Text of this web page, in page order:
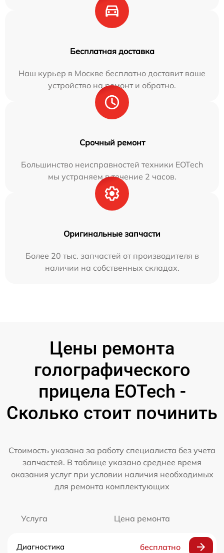
Бесплатная доставка
Наш курьер в Москве бесплатно доставит ваше
устройство на ремонт и обратно.
Срочный ремонт
Большинство неисправностей техники EOTech
мы устраняем в течение 2 часов.
Оригинальные запчасти
Более 20 тыс. запчастей от производителя в
наличии на собственных складах.
Цены ремонта
голографического
прицела EOTech -
Сколько стоит починить
Стоимость указана за работу специалиста без учета
запчастей. В таблице указано среднее время
оказания услуг при условии наличия необходимых
для ремонта комплектующих
Услуга Цена ремонта
Диагностика бесплатно